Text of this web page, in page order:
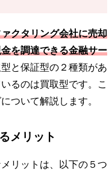
クタリング会社に売却
を調達できる金融サー
と保証型の２種類があ
るのは買取型です。こ
ついて解説します。
メリット
リットは、以下の５つ